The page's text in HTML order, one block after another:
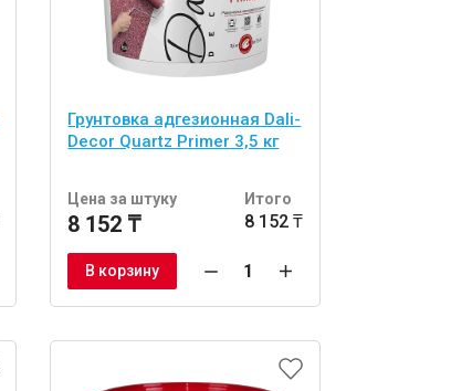
Грунтовка адгезионная Dali-
Decor Quartz Primer 3,5 кг
Цена за штуку
8 152 ₸
Итого
8 152 ₸
В корзину